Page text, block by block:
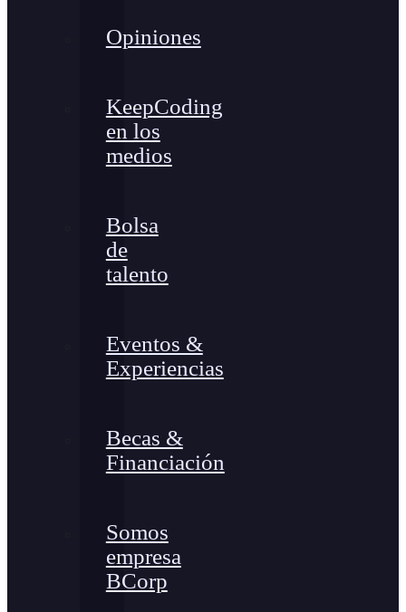
Opiniones
KeepCoding
en los
medios
Bolsa
de
talento
Eventos &
Experiencias
Becas &
Financiación
Somos
empresa
BCorp